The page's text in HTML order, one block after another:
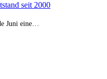
seit 2000
Juni eine…